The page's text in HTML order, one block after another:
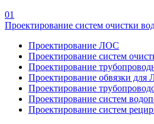
01
Проектирование систем очистки
Проектирование ЛОС
Проектирование систем
Проектирование
Проектирование обвязки для
Проектирование
Проектирование систем
Проектирование систем